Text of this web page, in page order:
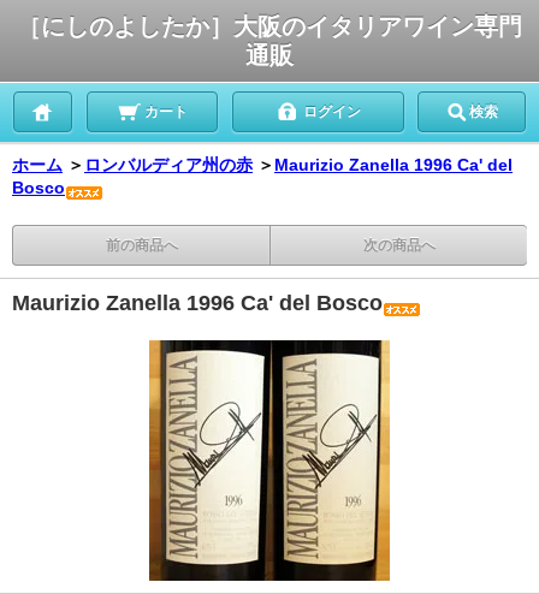
［にしのよしたか］大阪のイタリアワイン専門
通販
カート ログイン 検索
ホーム ＞ ロンバルディア州の赤 ＞ Maurizio Zanella 1996 Ca' del
Bosco
前の商品へ 次の商品へ
Maurizio Zanella 1996 Ca' del Bosco